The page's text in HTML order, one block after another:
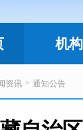
机
资讯 > 通知公告